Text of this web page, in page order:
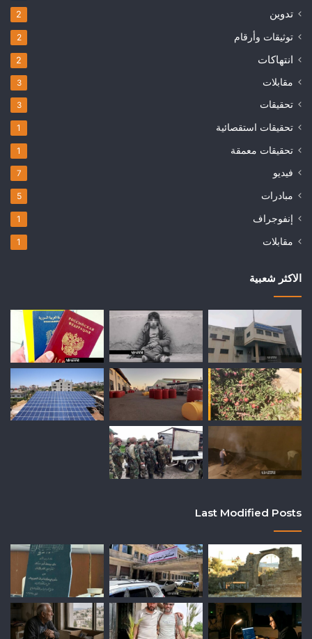
تدوين 2
توثيقات وأرقام 2
انتهاكات 2
مقابلات 3
تحقيقات 3
تحقيقات استقصائية 1
تحقيقات معمقة 1
فيديو 7
مبادرات 5
إنفوجراف 1
مقابلات 1
الاكثر شعبية
Last Modified Posts